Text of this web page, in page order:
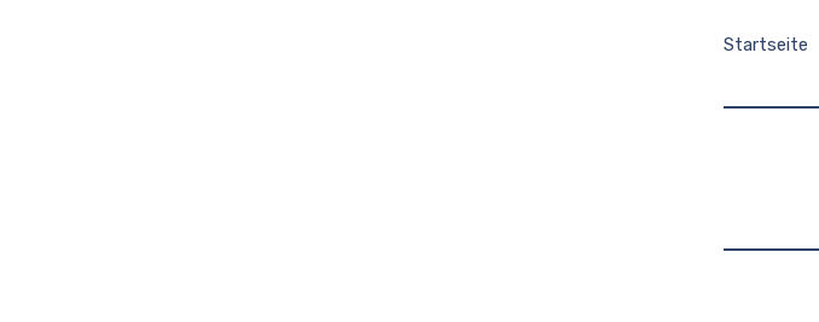
Startseite